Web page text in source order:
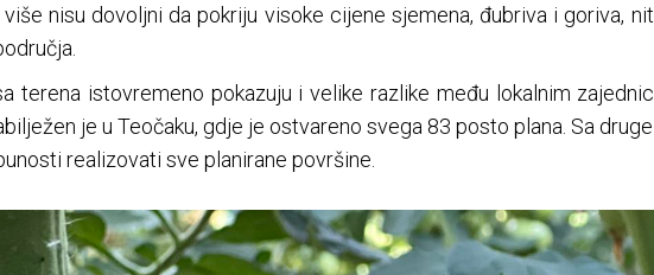
više nisu dovoljni da pokriju visoke cijene sjemena, đubriva i goriva,
terena istovremeno pokazuju i velike razlike među lokalnim
je u Teočaku, gdje je ostvareno svega 83 posto plana. Sa
realizovati sve planirane površine.